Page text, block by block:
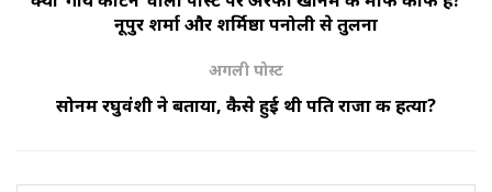
नूपुर शर्मा और शर्मिष्ठा पनोली से तुलना
अगली पोस्ट
सोनम रघुवंशी ने बताया, कैसे हुई थी पति राजा की हत्या?